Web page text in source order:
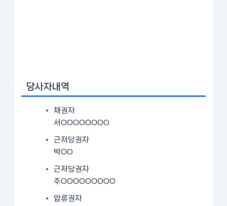
당사자내역
채권자
서OOOOOOOO
근저당권자
박OO
근저당권자
주OOOOOOOOO
압류권자